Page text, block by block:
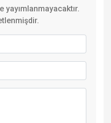
yayımlanmayacaktır.